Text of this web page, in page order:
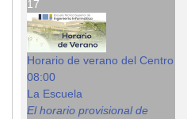
17
Horario de verano del Centro
08:00
La Escuela
El horario provisional de